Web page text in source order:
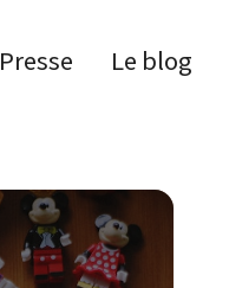
Presse Le blog